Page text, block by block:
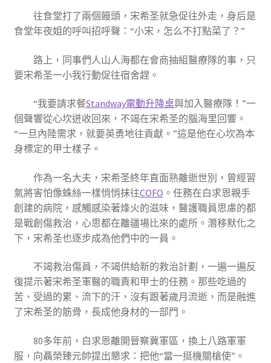
往食堂打了兩個饅頭，宋希圣就急促往外走，身后是
食堂年夜姐的呼叫招呼聲：“小宋，怎么不打點菜了？”
路上，同事們人山人海都在會商抽組醫療隊的事，只
要宋希圣一小我行動促往宿舍趕。
“我要請求餐Standway電動升降桌與加入醫療隊！”一
個聲響從心坎迸收回來，不竭在宋希圣的腦海里回響。
“一旦內陸需求，就要英勇地往貢獻。”這是他在心坎為本
身標定的甲士樣子。
作為一名大夫，宋希圣終年直面熟離逝世別，曾經習
氣將害怕像蛛絲一樣悄悄抹往COFO 。任務在白求恩親手
創建的病院，感觸感染著烽火的滋味，醫護職員思慮的都
是戰創傷救治，心思都在離疆場比來的處所。潛移默化之
下，宋希圣也逐步成為他們中的一員。
不竭救治傷員，不竭供給新的救治計劃，一遍一遍反
復提示著宋希圣軍醫的職責和甲士的任務。那些吃過的
苦、受過的累、流下的汗，沒有跟著歲月流逝，而是融進
了宋希圣的筋骨，長成他身材的一部門。
80多年前，白求恩離開晉察冀軍區，換上八路軍軍
服，向聶榮臻元帥提出懇求：把他“當一挺機關槍使”。